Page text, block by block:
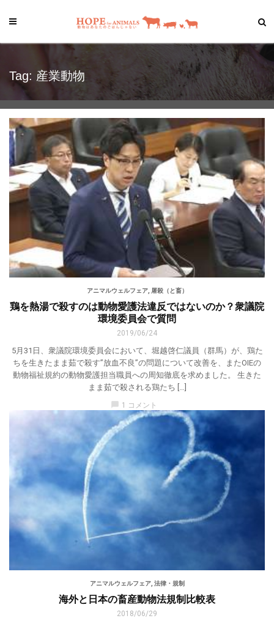
Tag: 産業動物
アニマルウェルフェア, 屠殺（と畜）
鶏を熱湯で殺すのは動物愛護法違反ではないのか？衆議院
環境委員会で質問
2019/06/24
5月31日、衆議院環境委員会において、堀越啓仁議員（群馬）が、鶏た
ちを生きたまま茹で殺す”放血不良”の問題について改善を、またOIEの
動物福祉規約の動物愛護担当職員への周知徹底を求めました。 生きた
まま茹で殺される鶏たち […]
chat_bubble 1 コメント
アニマルウェルフェア, 法律・規制
海外と日本の畜産動物法規制比較表
2018/06/29